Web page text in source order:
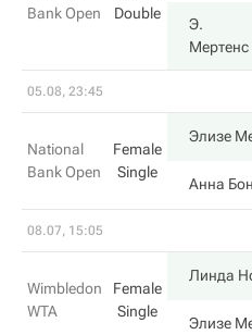
Bank Open
Double
Э.
Мертенс
05.08, 23:45
National
Bank Open
Female
Single
Элизе
Анна
08.07, 15:05
Wimbledon
WTA
Female
Single
Линда
Элизе